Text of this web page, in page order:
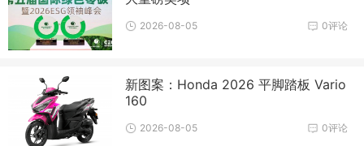
0评论
2026-08-05
新图案：Honda 2026 平脚踏板 Vario
160
0评论
2026-08-05